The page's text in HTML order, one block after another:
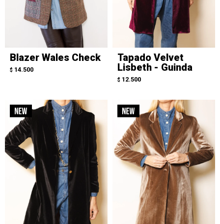
Blazer Wales Check
$ 14.500
Tapado Velvet
Lisbeth - Guinda
$ 12.500